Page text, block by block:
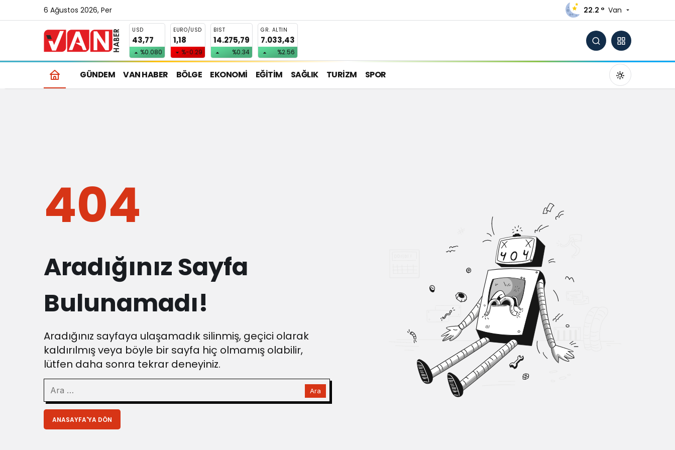
6 Ağustos 2026, Per 22.2 ° Van
USD
43,77
%0.080
EURO/USD
1,18
%-0.29
BIST
14.275,79
%0.34
GR. ALTIN
7.033,43
%2.56
GÜNDEM VAN HABER BÖLGE EKONOMİ EĞİTİM SAĞLIK TURİZM SPOR
Gece modunu seçin.
Sistem Modu
Sistem modunu seçin.
404
Aradığınız Sayfa
Bulunamadı!
Aradığınız sayfaya ulaşamadık silinmiş, geçici olarak
kaldırılmış veya böyle bir sayfa hiç olmamış olabilir,
lütfen daha sonra tekrar deneyiniz.
ANASAYFA'YA DÖN